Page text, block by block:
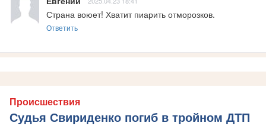
Страна воюет! Хватит пиарить отморозков.
Ответить
Происшествия
Судья Свириденко погиб в тройном ДТП